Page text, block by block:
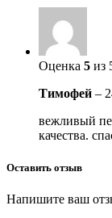
Оценка 5 из
Тимофей –
вежливый
качества.
Оставить отзыв
Напишите ваш